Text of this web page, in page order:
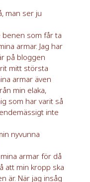
man ser ju
som får ta
armar. Jag har
på bloggen
mitt största
armar även
min elaka,
som har varit så
inte
nyvunna
armar för då
att min kropp ska
är. När jag insåg